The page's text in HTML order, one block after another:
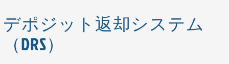
デポジット返却システム
（DRS）